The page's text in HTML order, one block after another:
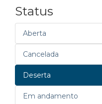
Status
Aberta
Cancelada
Deserta
Em andamento